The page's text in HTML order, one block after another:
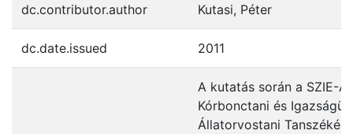
dc.contributor.author Kutasi, Péter
dc.date.issued 2011
A kutatás során a SZIE-
Kórbonctani és
Állatorvostani Tanszékére